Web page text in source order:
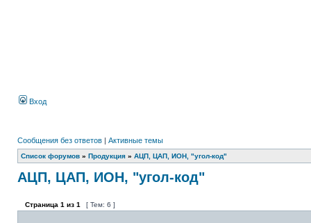
Вход
Сообщения без ответов | Активные темы
Список форумов » Продукция » АЦП, ЦАП, ИОН, "угол-код"
АЦП, ЦАП, ИОН, "угол-код"
Страница 1 из 1 [ Тем: 6 ]